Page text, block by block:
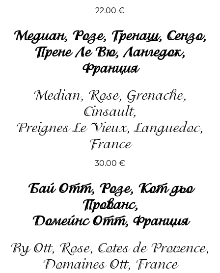
22.00 €
Медиан, Розе, Гренаш, Сензо,
Прене Ле Вю, Лангедок,
Франция
Median, Rose, Grenache,
Cinsault,
Preignes Le Vieux, Languedoc,
France
30.00 €
Бай Отт, Розе, Кот дьо
Прованс,
Домейнс Отт, Франция
By Ott, Rose, Cotes de Provence,
Domaines Ott, France